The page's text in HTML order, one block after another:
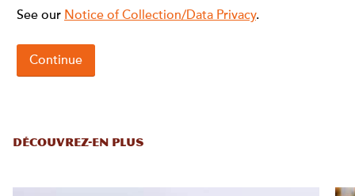
DÉCOUVREZ-EN PLUS